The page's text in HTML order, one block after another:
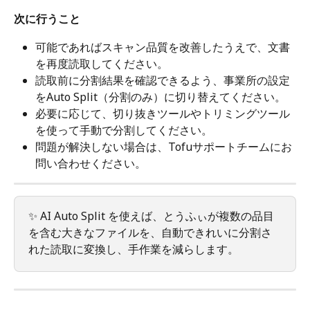
次に行うこと
可能であればスキャン品質を改善したうえで、文書
を再度読取してください。
読取前に分割結果を確認できるよう、事業所の設定
をAuto Split（分割のみ）に切り替えてください。
必要に応じて、切り抜きツールやトリミングツール
を使って手動で分割してください。
問題が解決しない場合は、Tofuサポートチームにお
問い合わせください。
✨ AI Auto Split を使えば、とうふぃが複数の品目
を含む大きなファイルを、自動できれいに分割さ
れた読取に変換し、手作業を減らします。